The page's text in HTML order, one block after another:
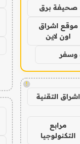
صحيفة برق
موقع اشراق
اون لاين
وسفر
!
اشراق التقنية
مرابع
التكنولوجيا